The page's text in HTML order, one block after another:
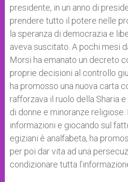
presidente, in un anno di
prendere tutto il potere nelle
la speranza di democrazia e
aveva suscitato. A pochi mesi
Morsi ha emanato un decreto
proprie decisioni al controllo
ha promosso una nuova carta
rafforzava il ruolo della Sharia
di donne e minoranze
informazioni e giocando sul
egiziani è analfabeta, ha
per poi dar vita ad una
condizionare tutta